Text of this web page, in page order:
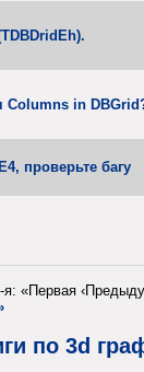
Columns in
проверьте багу
я: «Первая
по 3d